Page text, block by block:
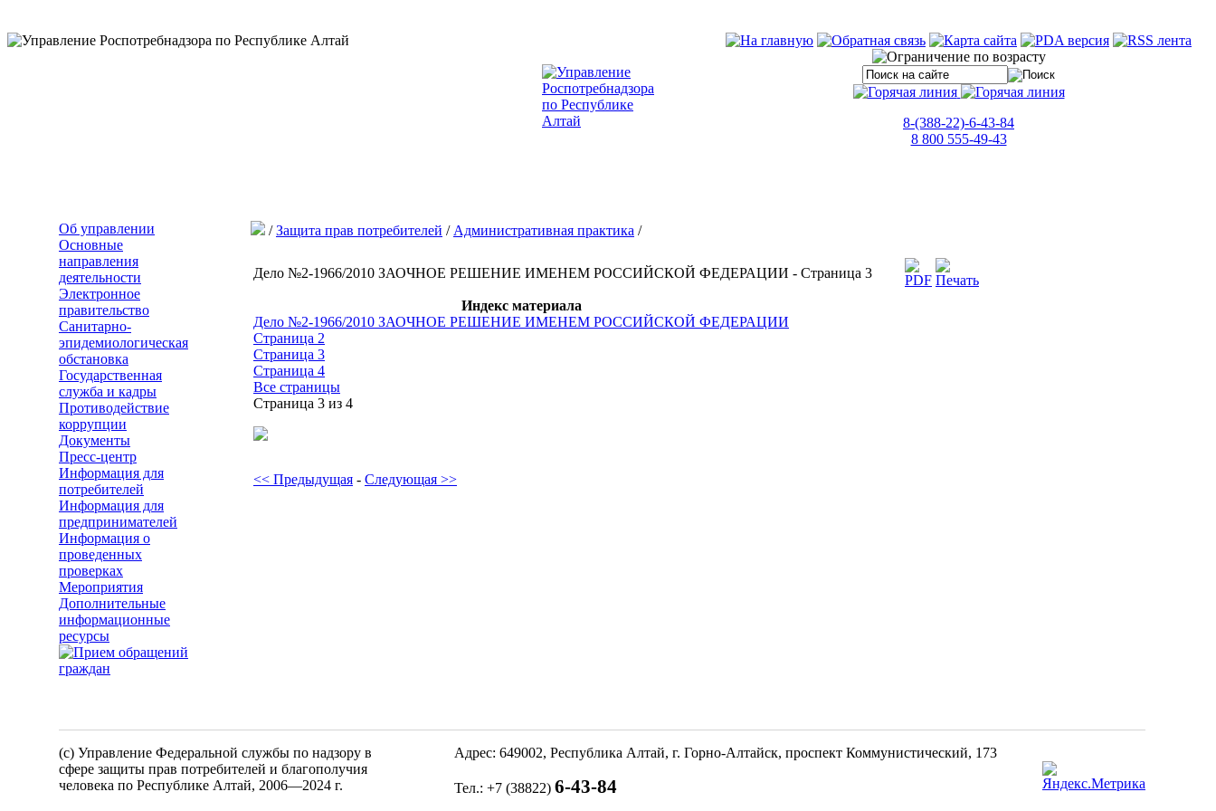
8-(388-22)-6-43-84
8 800 555-49-43
Об управлении
Основные
направления
деятельности
Электронное
правительство
Санитарно-
эпидемиологическая
обстановка
Государственная
служба и кадры
Противодействие
коррупции
Документы
Пресс-центр
Информация для
потребителей
Информация для
предпринимателей
Информация о
проведенных
проверках
Мероприятия
Дополнительные
информационные
ресурсы
/Защита прав потребителей / Административная практика /
Дело №2-1966/2010 ЗАОЧНОЕ РЕШЕНИЕ ИМЕНЕМ РОССИЙСКОЙ ФЕДЕРАЦИИ - Страница 3
Индекс материала
Дело №2-1966/2010 ЗАОЧНОЕ РЕШЕНИЕ ИМЕНЕМ РОССИЙСКОЙ ФЕДЕРАЦИИ
Страница 2
Страница 3
Страница 4
Все страницы
Страница 3 из 4
<< Предыдущая - Следующая >>
(c) Управление Федеральной службы по надзору в
сфере защиты прав потребителей и благополучия
человека по Республике Алтай, 2006—2024 г.
Адрес: 649002, Республика Алтай, г. Горно-Алтайск, проспект Коммунистический, 173
Тел.: +7 (38822) 6-43-84